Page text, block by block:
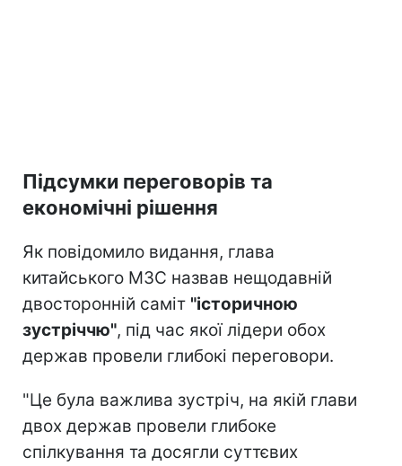
Підсумки переговорів та
економічні рішення
Як повідомило видання, глава
китайського МЗС назвав нещодавній
двосторонній саміт "історичною
зустріччю", під час якої лідери обох
держав провели глибокі переговори.
"Це була важлива зустріч, на якій глави
двох держав провели глибоке
спілкування та досягли суттєвих